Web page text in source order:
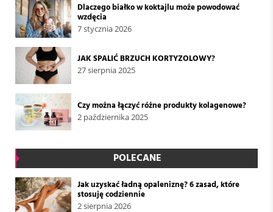
Dlaczego białko w koktajlu może powodować
wzdęcia
7 stycznia 2026
JAK SPALIĆ BRZUCH KORTYZOLOWY?
27 sierpnia 2025
Czy można łączyć różne produkty kolagenowe?
2 października 2025
POLECANE
Jak uzyskać ładną opaleniznę? 6 zasad, które
stosuję codziennie
2 sierpnia 2026